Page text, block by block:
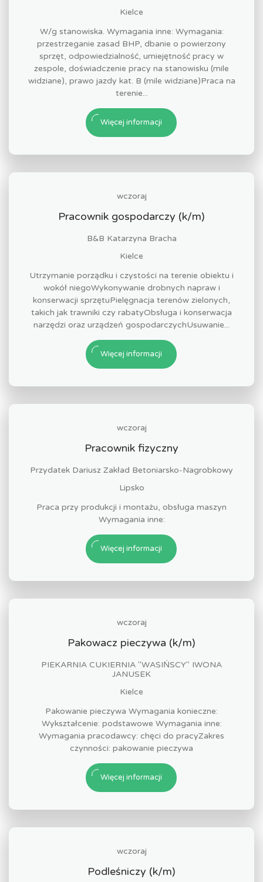
Kielce
W/g stanowiska. Wymagania inne: Wymagania:
przestrzeganie zasad BHP, dbanie o powierzony
sprzęt, odpowiedzialność, umiejętność pracy w
zespole, doświadczenie pracy na stanowisku (mile
widziane), prawo jazdy kat. B (mile widziane)Praca na
terenie...
Więcej informacji
wczoraj
Pracownik gospodarczy (k/m)
B&B Katarzyna Bracha
Kielce
Utrzymanie porządku i czystości na terenie obiektu i
wokół niegoWykonywanie drobnych napraw i
konserwacji sprzętuPielęgnacja terenów zielonych,
takich jak trawniki czy rabatyObsługa i konserwacja
narzędzi oraz urządzeń gospodarczychUsuwanie...
Więcej informacji
wczoraj
Pracownik fizyczny
Przydatek Dariusz Zakład Betoniarsko-Nagrobkowy
Lipsko
Praca przy produkcji i montażu, obsługa maszyn
Wymagania inne:
Więcej informacji
wczoraj
Pakowacz pieczywa (k/m)
PIEKARNIA CUKIERNIA "WASIŃSCY" IWONA
JANUSEK
Kielce
Pakowanie pieczywa Wymagania konieczne:
Wykształcenie: podstawowe Wymagania inne:
Wymagania pracodawcy: chęci do pracyZakres
czynności: pakowanie pieczywa
Więcej informacji
wczoraj
Podleśniczy (k/m)